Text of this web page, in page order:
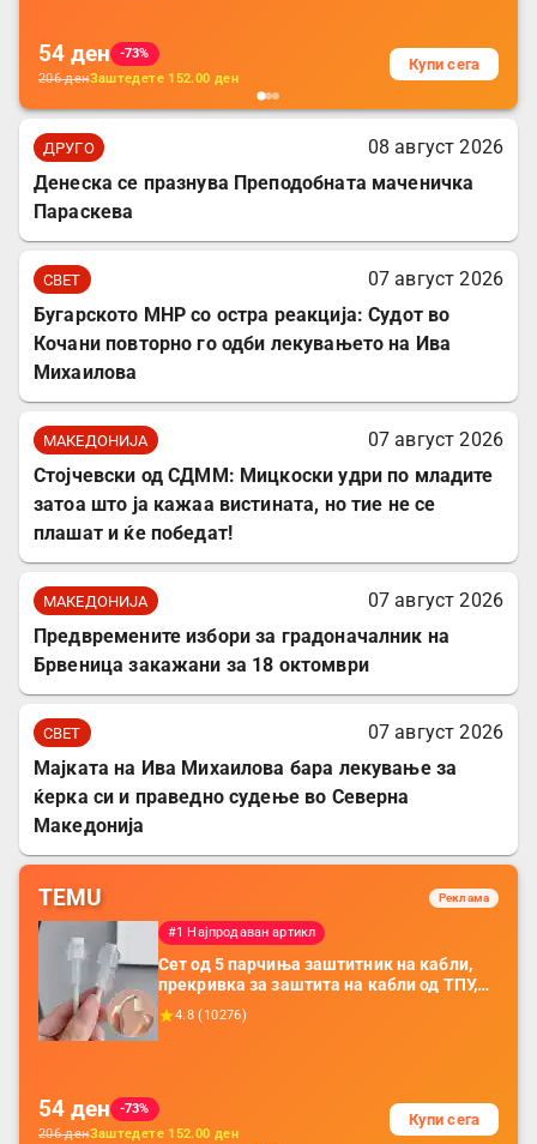
54 ден
-73%
206денЗаштедете 152.00 ден
Купи сега
ДРУГО
08 август 2026
Денеска се празнува Преподобната маченичка
Параскева
СВЕТ
07 август 2026
Бугарското МНР со остра реакција: Судот во
Кочани повторно го одби лекувањето на Ива
Михаилова
МАКЕДОНИЈА
07 август 2026
Стојчевски од СДММ: Мицкоски удри по младите
затоа што ја кажаа вистината, но тие не се
плашат и ќе победат!
МАКЕДОНИЈА
07 август 2026
Предвремените избори за градоначалник на
Брвеница закажани за 18 октомври
СВЕТ
07 август 2026
Мајката на Ива Михаилова бара лекување за
ќерка си и праведно судење во Северна
Македонија
TEMU Реклама
#1 Најпродаван артикл
Сет од 5 парчиња заштитник на кабли,
прекривка за заштита на кабли од ТПУ,
додатоци за заштита на кабли, без
батерија, за мобилни телефони, комплет
4.8 ( 10276)
54 ден
-73%
206денЗаштедете 152.00 ден
Купи сега